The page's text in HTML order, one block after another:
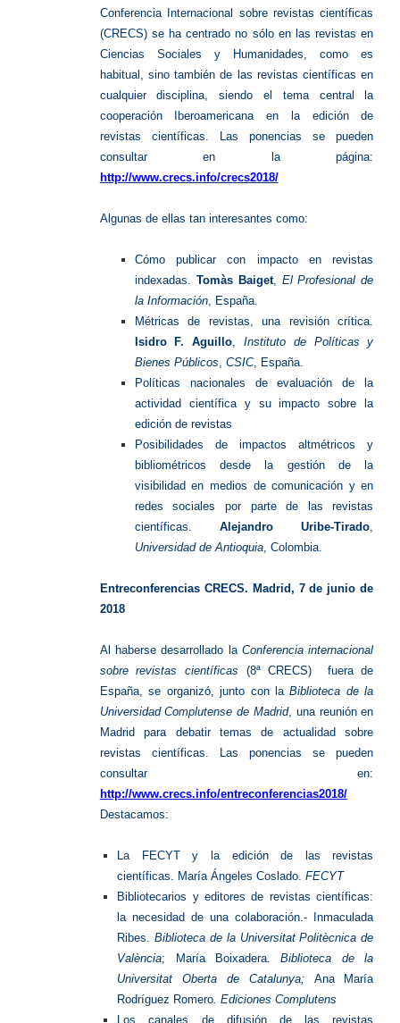
Conferencia Internacional sobre revistas científicas
(CRECS) se ha centrado no sólo en las revistas en
Ciencias Sociales y Humanidades, como es
habitual, sino también de las revistas científicas en
cualquier disciplina, siendo el tema central la
cooperación Iberoamericana en la edición de
revistas científicas.
Las ponencias se pueden
consultar en la página:
http://www.crecs.info/crecs2018/
Algunas de ellas tan interesantes como:
Cómo publicar con impacto en revistas
indexadas. Tomàs Baiget, El Profesional de
la Información, España.
Métricas de revistas, una revisión crítica.
Isidro F. Aguillo,Instituto de Políticas y
Bienes Públicos, CSIC, España.
Políticas nacionales de evaluación de la
actividad científica y su impacto sobre la
edición de revistas
Posibilidades de impactos altmétricos y
bibliométricos desde la gestión de la
visibilidad en medios de comunicación y en
redes sociales por parte de las revistas
científicas.Alejandro Uribe-Tirado,
Universidad de Antioquia, Colombia.
Entreconferencias CRECS. Madrid, 7 de junio de
2018
Al haberse desarrollado la Conferencia internacional
sobre revistas científicas (8ª CRECS) fuera de
España, se organizó, junto con laBiblioteca de la
Universidad Complutense de Madrid, una reunión en
Madrid para debatir temas de actualidad sobre
revistas científicas. Las ponencias se pueden
consultar en:
http://www.crecs.info/entreconferencias2018/
Destacamos:
La FECYT y la edición de las revistas
científicas. María Ángeles Coslado.FECYT
Bibliotecarios y editores de revistas científicas:
la necesidad de una colaboración.- Inmaculada
Ribes.Biblioteca de la Universitat Politècnica de
València; María Boixadera.Biblioteca de la
Universitat Oberta de Catalunya; Ana María
Rodríguez Romero. Ediciones Complutens
Los canales de difusión de las revistas